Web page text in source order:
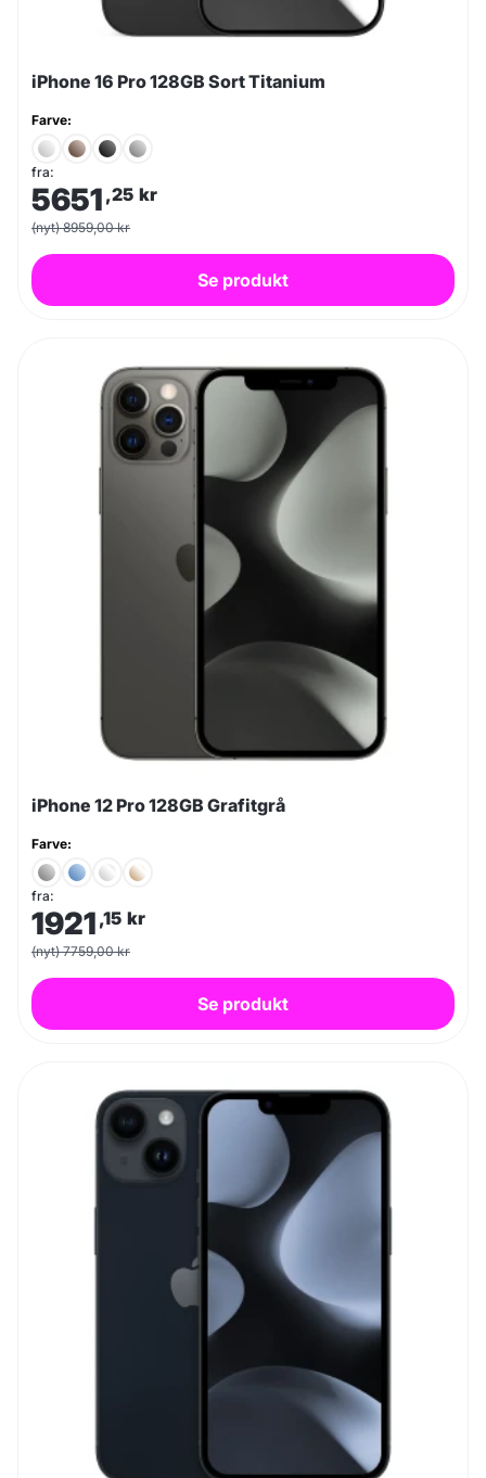
iPhone 16 Pro 128GB Sort Titanium
Farve:
fra:
5651 ,25 kr
(nyt) 8959,00 kr
Se produkt
iPhone 12 Pro 128GB Grafitgrå
Farve:
fra:
1921 ,15 kr
(nyt) 7759,00 kr
Se produkt